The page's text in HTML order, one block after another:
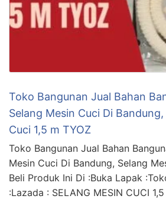
Toko Bangunan Jual Bahan
Selang Mesin Cuci Di
Cuci 1,5 m TYOZ
Toko Bangunan Jual Bahan
Mesin Cuci Di Bandung, Selang
Beli Produk Ini Di :Buka Lapak
:Lazada : SELANG MESIN CUCI